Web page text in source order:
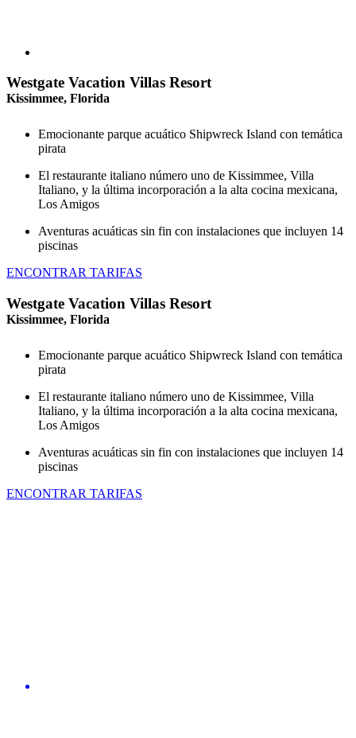
Westgate Vacation Villas Resort
Kissimmee, Florida
Emocionante parque acuático Shipwreck Island con temática
pirata
El restaurante italiano número uno de Kissimmee, Villa
Italiano, y la última incorporación a la alta cocina mexicana,
Los Amigos
Aventuras acuáticas sin fin con instalaciones que incluyen 14
piscinas
ENCONTRAR TARIFAS
Westgate Vacation Villas Resort
Kissimmee, Florida
Emocionante parque acuático Shipwreck Island con temática
pirata
El restaurante italiano número uno de Kissimmee, Villa
Italiano, y la última incorporación a la alta cocina mexicana,
Los Amigos
Aventuras acuáticas sin fin con instalaciones que incluyen 14
piscinas
ENCONTRAR TARIFAS